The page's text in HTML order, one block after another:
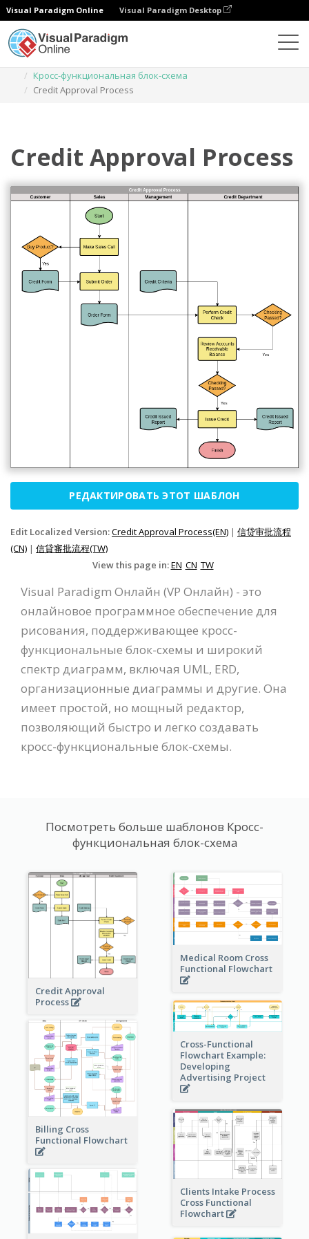
Visual Paradigm Online Visual Paradigm Desktop
Кросс-функциональная блок-схема
Credit Approval Process
Credit Approval Process
РЕДАКТИРОВАТЬ ЭТОТ ШАБЛОН
Edit Localized Version:Credit Approval Process(EN) | 信贷审批流程
(CN) | 信貸審批流程(TW)
View this page in:EN CN TW
Visual Paradigm Онлайн (VP Онлайн) - это
онлайновое программное обеспечение для
рисования, поддерживающее кросс-
функциональные блок-схемы и широкий
спектр диаграмм, включая UML, ERD,
организационные диаграммы и другие. Она
имеет простой, но мощный редактор,
позволяющий быстро и легко создавать
кросс-функциональные блок-схемы.
Посмотреть больше шаблонов Кросс-
функциональная блок-схема
Credit Approval
Process
Medical Room Cross
Functional Flowchart
Cross-Functional
Flowchart Example:
Developing
Advertising Project
Billing Cross
Functional Flowchart
Clients Intake Process
Cross Functional
Flowchart